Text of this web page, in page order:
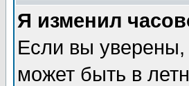
Я изменил
Если вы уверены,
может быть в